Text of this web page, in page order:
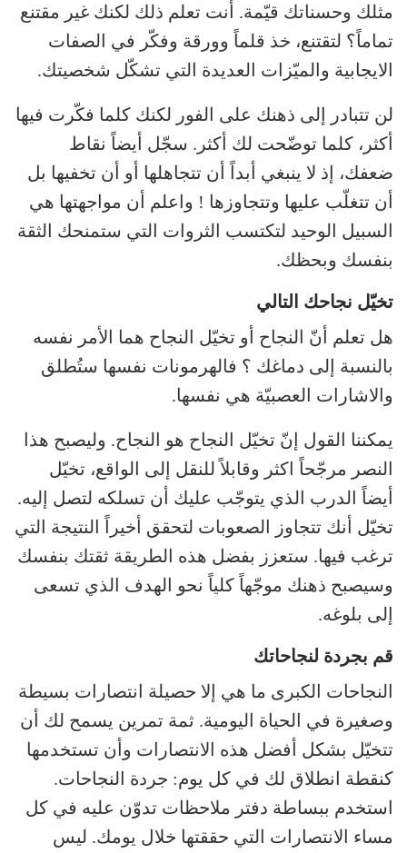
مثلك وحسناتك قيّمة. أنت تعلم ذلك لكنك غير مقتنع
تماماً؟ لتقتنع، خذ قلماً وورقة وفكّر في الصفات
الايجابية والميّزات العديدة التي تشكّل شخصيتك.
لن تتبادر إلى ذهنك على الفور لكنك كلما فكّرت فيها
أكثر، كلما توضّحت لك أكثر. سجّل أيضاً نقاط
ضعفك، إذ لا ينبغي أبداً أن تتجاهلها أو أن تخفيها بل
أن تتغلّب عليها وتتجاوزها ! واعلم أن مواجهتها هي
السبيل الوحيد لتكتسب الثروات التي ستمنحك الثقة
بنفسك وبحظك.
تخيّل نجاحك التالي
هل تعلم أنّ النجاح أو تخيّل النجاح هما الأمر نفسه
بالنسبة إلى دماغك ؟ فالهرمونات نفسها ستُطلق
والاشارات العصبيّة هي نفسها.
يمكننا القول إنّ تخيّل النجاح هو النجاح. وليصبح هذا
النصر مرجّحاً اكثر وقابلاً للنقل إلى الواقع، تخيّل
أيضاً الدرب الذي يتوجّب عليك أن تسلكه لتصل إليه.
تخيّل أنك تتجاوز الصعوبات لتحقق أخيراً النتيجة التي
ترغب فيها. ستعزز بفضل هذه الطريقة ثقتك بنفسك
وسيصبح ذهنك موجّهاً كلياً نحو الهدف الذي تسعى
إلى بلوغه.
قم بجردة لنجاحاتك
النجاحات الكبرى ما هي إلا حصيلة انتصارات بسيطة
وصغيرة في الحياة اليومية. ثمة تمرين يسمح لك أن
تتخيّل بشكل أفضل هذه الانتصارات وأن تستخدمها
كنقطة انطلاق لك في كل يوم: جردة النجاحات.
استخدم ببساطة دفتر ملاحظات تدوّن عليه في كل
مساء الانتصارات التي حققتها خلال يومك. ليس